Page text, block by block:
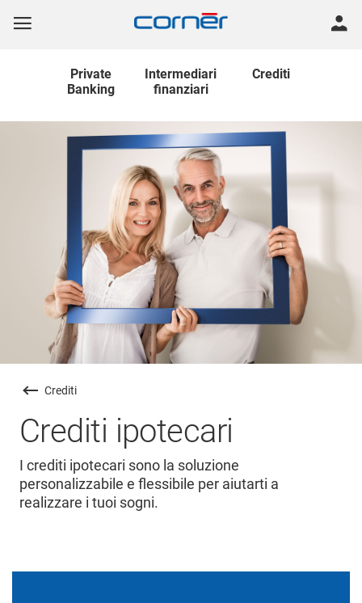
Private
Banking
Intermediari
finanziari
Crediti
Crediti
Crediti ipotecari
I crediti ipotecari sono la soluzione
personalizzabile e flessibile per aiutarti a
realizzare i tuoi sogni.